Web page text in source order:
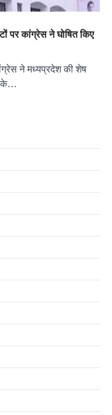
पर कांग्रेस ने घोषित किए
ने मध्यप्रदेश की शेष
के…